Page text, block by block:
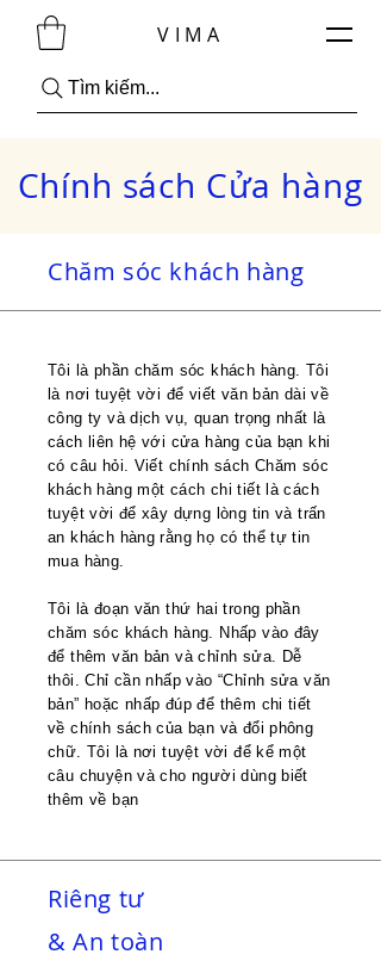
VIMA
Tìm kiếm...
Chính sách Cửa hàng
Chăm sóc khách hàng
Tôi là phần chăm sóc khách hàng. Tôi
là nơi tuyệt vời để viết văn bản dài về
công ty và dịch vụ, quan trọng nhất là
cách liên hệ với cửa hàng của bạn khi
có câu hỏi. Viết chính sách Chăm sóc
khách hàng một cách chi tiết là cách
tuyệt vời để xây dựng lòng tin và trấn
an khách hàng rằng họ có thể tự tin
mua hàng.
Tôi là đoạn văn thứ hai trong phần
chăm sóc khách hàng. Nhấp vào đây
để thêm văn bản và chỉnh sửa. Dễ
thôi. Chỉ cần nhấp vào “Chỉnh sửa văn
bản” hoặc nhấp đúp để thêm chi tiết
về chính sách của bạn và đổi phông
chữ. Tôi là nơi tuyệt vời để kể một
câu chuyện và cho người dùng biết
thêm về bạn
Riêng tư
&An toàn